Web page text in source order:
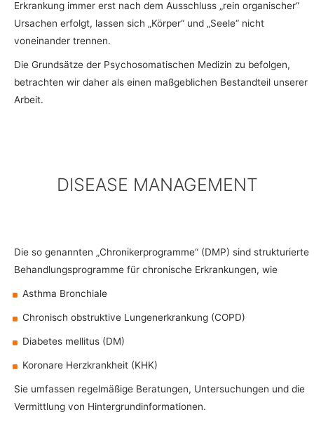
Erkrankung immer erst nach dem Ausschluss „rein organischer“
Ursachen erfolgt, lassen sich „Körper“ und „Seele“ nicht
voneinander trennen.
Die Grundsätze der Psychosomatischen Medizin zu befolgen,
betrachten wir daher als einen maßgeblichen Bestandteil unserer
Arbeit.
DISEASE MANAGEMENT
Die so genannten „Chronikerprogramme“ (DMP) sind strukturierte
Behandlungsprogramme für chronische Erkrankungen, wie
Asthma Bronchiale
Chronisch obstruktive Lungenerkrankung (COPD)
Diabetes mellitus (DM)
Koronare Herzkrankheit (KHK)
Sie umfassen regelmäßige Beratungen, Untersuchungen und die
Vermittlung von Hintergrundinformationen.